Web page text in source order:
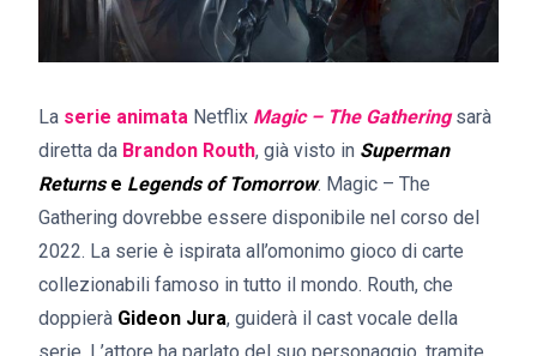
La serie animata Netflix Magic – The Gatheringsarà
diretta da Brandon Routh, già visto in Superman
Returnse Legends of Tomorrow. Magic – The
Gathering dovrebbe essere disponibile nel corso del
2022. La serie è ispirata all’omonimo gioco di carte
collezionabili famoso in tutto il mondo. Routh, che
doppierà Gideon Jura, guiderà il cast vocale della